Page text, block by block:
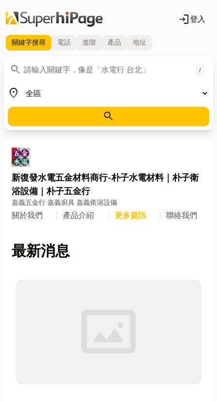
login登入
關鍵字搜尋 電話 進階 產品 地址
search
關鍵字 /
place
地區
search
新復發水電五金材料商行-朴子水電材料｜朴子衛
浴設備｜朴子五金行
嘉義五金行 嘉義廚具 嘉義衛浴設備
關於我們 產品介紹 更多資訊 聯絡我們
最新消息